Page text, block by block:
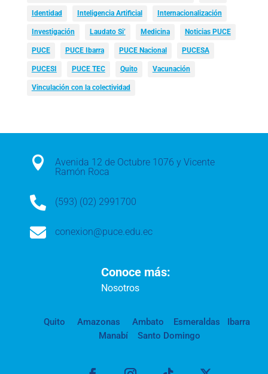
Identidad Inteligencia Artificial Internacionalización
Investigación Laudato Si’ Medicina Noticias PUCE
PUCE PUCE Ibarra PUCE Nacional PUCESA
PUCESI PUCE TEC Quito Vacunación
Vinculación con la colectividad

Avenida 12 de Octubre 1076 y Vicente
Ramón Roca
 (593) (02) 2991700
 conexion@puce.edu.ec
Conoce más:
Nosotros
Quito Amazonas Ambato Esmeraldas
Ibarra
Manabí
Santo Domingo